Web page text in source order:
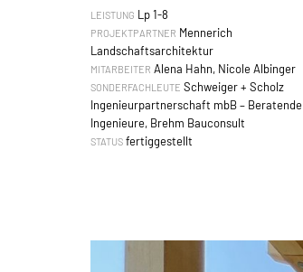
LEISTUNG Lp 1-8
PROJEKTPARTNER Mennerich
Landschaftsarchitektur
MITARBEITER Alena Hahn, Nicole Albinger
SONDERFACHLEUTE Schweiger + Scholz
Ingenieurpartnerschaft mbB – Beratende
Ingenieure, Brehm Bauconsult
STATUS fertiggestellt